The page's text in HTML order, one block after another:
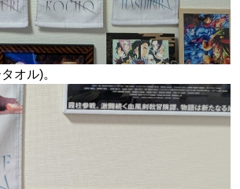
オル)。